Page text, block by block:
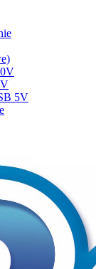
5V